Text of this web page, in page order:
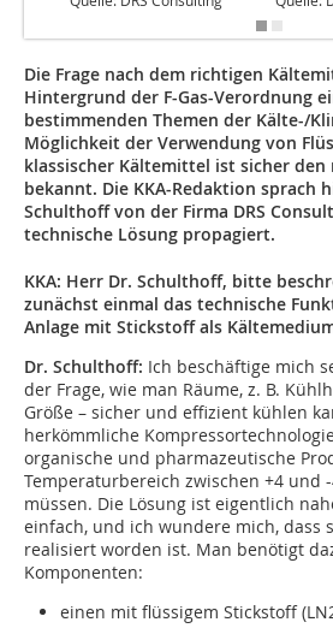
Die Frage nach dem richtigen
Hintergrund der F-Gas-Verordnung
bestimmenden Themen der Kälte-/
Möglichkeit der Verwendung von
klassischer Kältemittel ist sicher den
bekannt. Die KKA-Redaktion sprach
Schulthoff von der Firma DRS
technische Lösung propagiert.
KKA: Herr Dr. Schulthoff, bitte
zunächst einmal das technische
Anlage mit Stickstoff als
Dr. Schulthoff: Ich beschäftige mich
der Frage, wie man Räume, z. B.
Größe – sicher und effizient kühlen
herkömmliche
organische und pharmazeutische
Temperaturbereich zwischen +4 und
müssen. Die Lösung ist eigentlich
einfach, und ich wundere mich, dass
realisiert worden ist. Man benötigt
Komponenten:
einen mit flüssigem Stickstoff